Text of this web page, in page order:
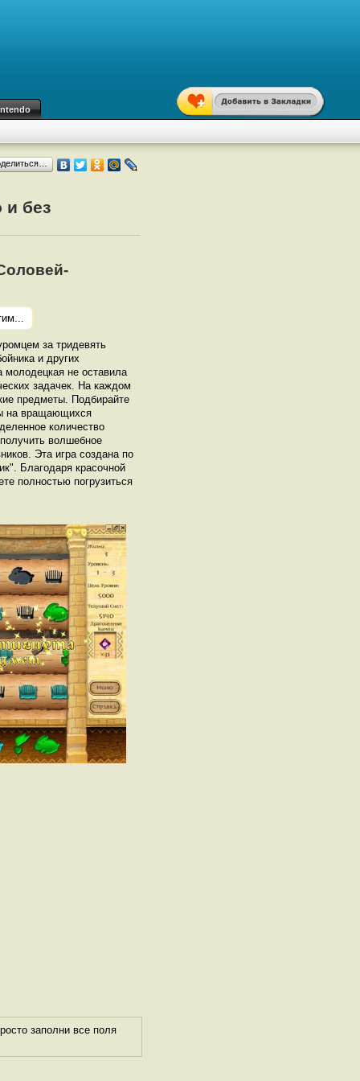
и без
за тридевять
и других
молодецкая не оставила
задачек. На каждом
предметы. Подбирайте
на вращающихся
количество
волшебное
Эта игра создана по
Благодаря красочной
полностью погрузиться
заполни все поля